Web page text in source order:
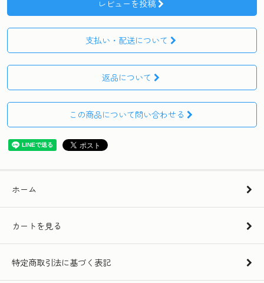
レビューを投稿
支払い・配送について
返品について
この商品について問い合わせる
ホーム
カートを見る
特定商取引法に基づく表記